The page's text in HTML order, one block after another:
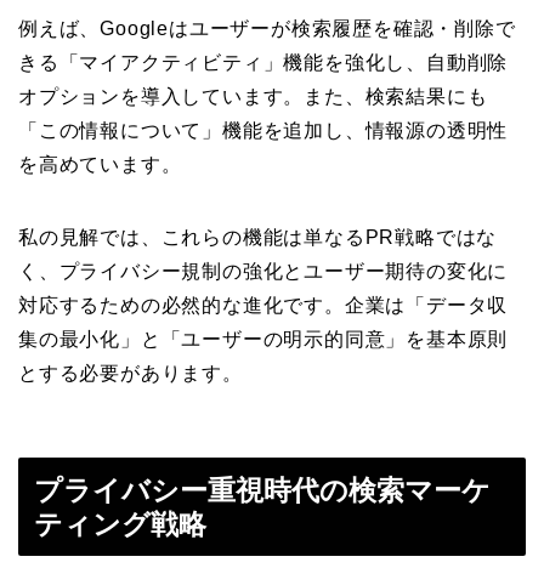
例えば、Googleはユーザーが検索履歴を確認・削除で
きる「マイアクティビティ」機能を強化し、自動削除
オプションを導入しています。また、検索結果にも
「この情報について」機能を追加し、情報源の透明性
を高めています。
私の見解では、これらの機能は単なるPR戦略ではな
く、プライバシー規制の強化とユーザー期待の変化に
対応するための必然的な進化です。企業は「データ収
集の最小化」と「ユーザーの明示的同意」を基本原則
とする必要があります。
プライバシー重視時代の検索マーケ
ティング戦略